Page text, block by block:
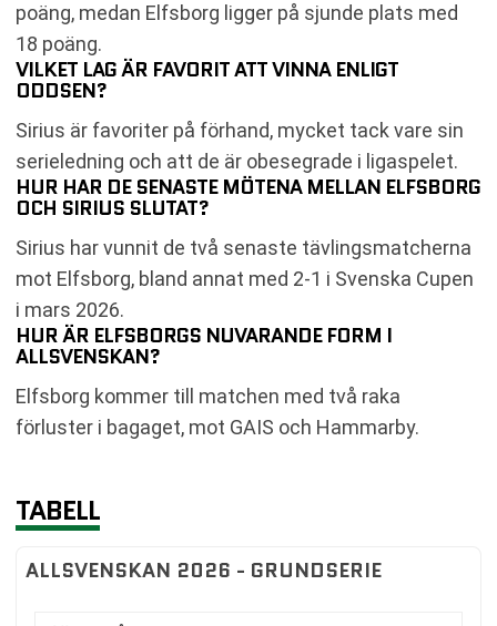
poäng, medan Elfsborg ligger på sjunde plats med
18 poäng.
VILKET LAG ÄR FAVORIT ATT VINNA ENLIGT
ODDSEN?
Sirius är favoriter på förhand, mycket tack vare sin
serieledning och att de är obesegrade i ligaspelet.
HUR HAR DE SENASTE MÖTENA MELLAN ELFSBORG
OCH SIRIUS SLUTAT?
Sirius har vunnit de två senaste tävlingsmatcherna
mot Elfsborg, bland annat med 2-1 i Svenska Cupen
i mars 2026.
HUR ÄR ELFSBORGS NUVARANDE FORM I
ALLSVENSKAN?
Elfsborg kommer till matchen med två raka
förluster i bagaget, mot GAIS och Hammarby.
TABELL
ALLSVENSKAN 2026 - GRUNDSERIE